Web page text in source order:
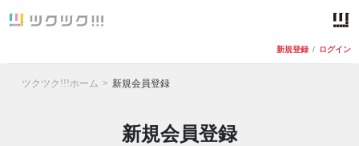
新規登録 / ログイン
ツクツク!!!ホーム 新規会員登録
新規会員登録